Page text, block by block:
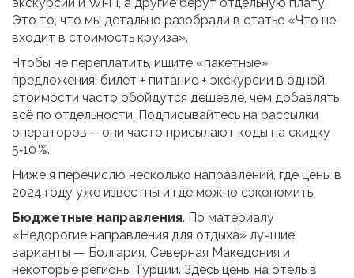
Это то, что мы детально разобрали в статье «Что не
входит в стоимость круиза».
Чтобы не переплатить, ищите «пакетные»
предложения: билет + питание + экскурсии в одной
стоимости часто обойдутся дешевле, чем добавлять
всё по отдельности. Подписывайтесь на рассылки
операторов — они часто присылают коды на скидку
5‑10 %.
Ниже я перечислю несколько направлений, где цены в
2024 году уже известны и где можно сэкономить.
Бюджетные направления. По материалу
«Недорогие направления для отдыха» лучшие
варианты — Болгария, Северная Македония и
некоторые регионы Турции. Здесь цены на отель в